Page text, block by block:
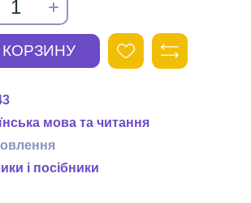
мова та читання
і посібники